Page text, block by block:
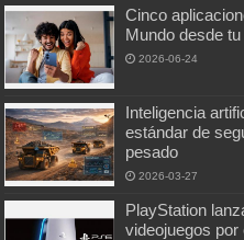
Cinco
Mundo desde
2026-06-24
Inteligencia
estándar de
pesado
2026-03-27
PlayStation
videojuegos